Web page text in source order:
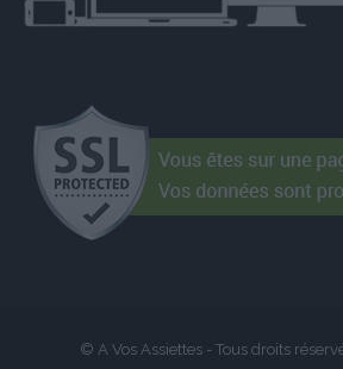
© A Vos Assiettes - Tous droits